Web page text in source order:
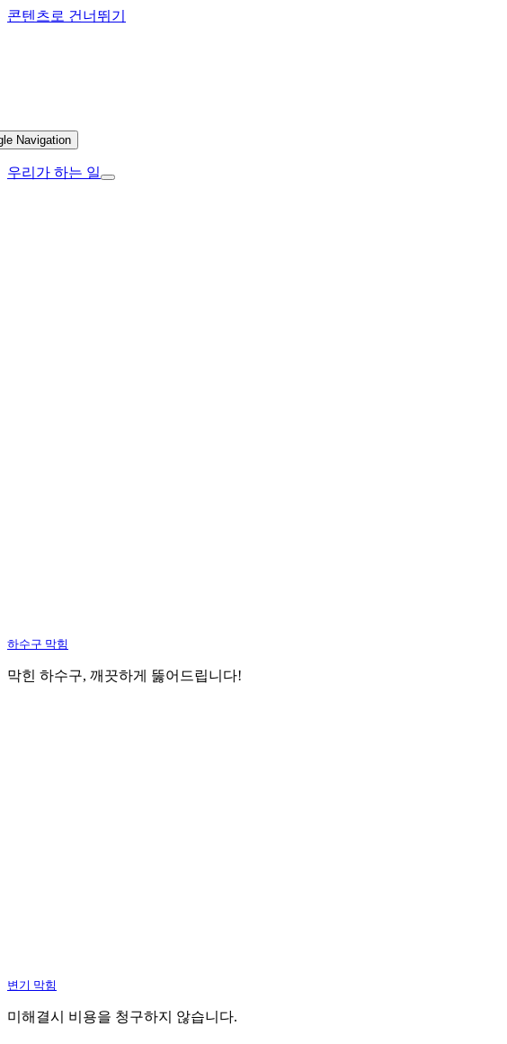
콘텐츠로 건너뛰기
Navigation
우리가 하는 일
하수구 막힘
막힌 하수구, 깨끗하게 뚫어드립니다!
변기 막힘
미해결시 비용을 청구하지 않습니다.